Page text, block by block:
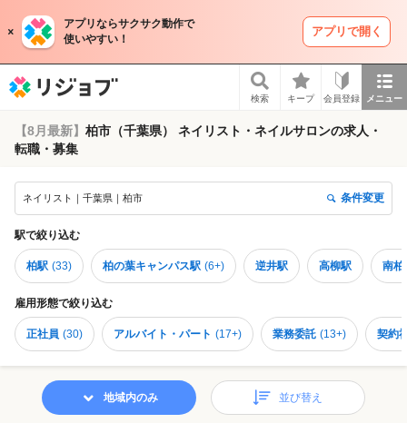
アプリならサクサク動作で
使いやすい！
アプリで開く
検索 キープ 会員登録 メニュー
【8月最新】 柏市（千葉県） ネイリスト・ネイルサロンの求人・
転職・募集
ネイリスト｜千葉県｜柏市 条件変更
駅で絞り込む
柏駅 (33) 柏の葉キャンパス駅 (6+) 逆井駅 高柳駅 南柏
雇用形態で絞り込む
正社員 (30) アルバイト・パート (17+) 業務委託 (13+) 契約
地域内のみ 並び替え